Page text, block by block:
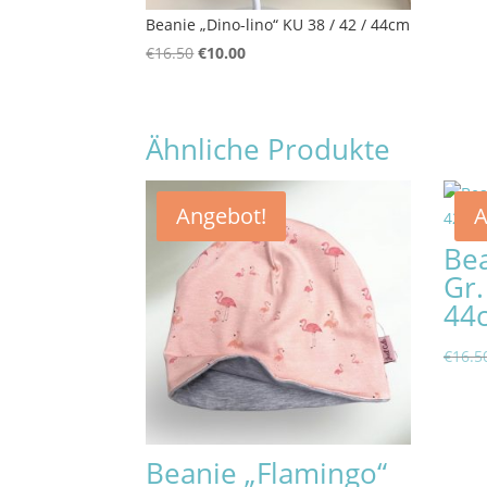
Beanie „Dino-lino“ KU 38 / 42 / 44cm
€16.50Ursprünglicher
€10.00Aktueller
Ähnliche Produkte
Angebot!
Beanie „Flamingo“
€